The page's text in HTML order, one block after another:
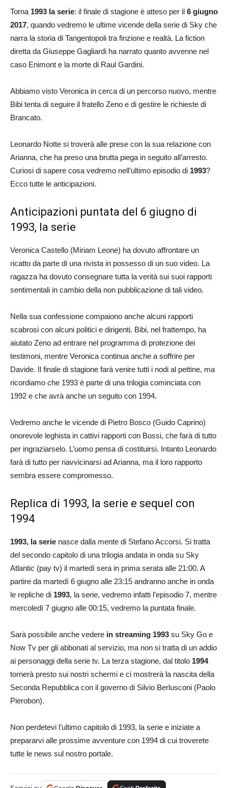
Torna 1993 la serie: il finale di stagione è atteso per il 6 giugno
2017, quando vedremo le ultime vicende della serie di Sky che
narra la storia di Tangentopoli tra finzione e realtà. La fiction
diretta da Giuseppe Gagliardi ha narrato quanto avvenne nel
caso Enimont e la morte di Raul Gardini.
Abbiamo visto Veronica in cerca di un percorso nuovo, mentre
Bibi tenta di seguire il fratello Zeno e di gestire le richieste di
Brancato.
Leonardo Notte si troverà alle prese con la sua relazione con
Arianna, che ha preso una brutta piega in seguito all’arresto.
Curiosi di sapere cosa vedremo nell’ultimo episodio di 1993?
Ecco tutte le anticipazioni.
Anticipazioni puntata del 6 giugno di
1993, la serie
Veronica Castello (Miriam Leone) ha dovuto affrontare un
ricatto da parte di una rivista in possesso di un suo video. La
ragazza ha dovuto consegnare tutta la verità sui suoi rapporti
sentimentali in cambio della non pubblicazione di tali video.
Nella sua confessione compaiono anche alcuni rapporti
scabrosi con alcuni politici e dirigenti. Bibi, nel frattempo, ha
aiutato Zeno ad entrare nel programma di protezione dei
testimoni, mentre Veronica continua anche a soffrire per
Davide. Il finale di stagione farà venire tutti i nodi al pettine, ma
ricordiamo che 1993 è parte di una trilogia cominciata con
1992 e che avrà anche un seguito con 1994.
Vedremo anche le vicende di Pietro Bosco (Guido Caprino)
onorevole leghista in cattivi rapporti con Bossi, che farà di tutto
per ingraziarselo. L’uomo pensa di costituirsi. Intanto Leonardo
farà di tutto per riavvicinarsi ad Arianna, ma il loro rapporto
sembra essere compromesso.
Replica di 1993, la serie e sequel con
1994
1993, la serie nasce dalla mente di Stefano Accorsi. Si tratta
del secondo capitolo di una trilogia andata in onda su Sky
Atlantic (pay tv) il martedì sera in prima serata alle 21:00. A
partire da martedì 6 giugno alle 23:15 andranno anche in onda
le repliche di 1993, la serie, vedremo infatti l’episodio 7, mentre
mercoledì 7 giugno alle 00:15, vedremo la puntata finale.
Sarà possibile anche vedere in streaming 1993 su Sky Go e
Now Tv per gli abbonati al servizio, ma non si tratta di un addio
ai personaggi della serie tv. La terza stagione, dal titolo 1994
tornerà presto sui nostri schermi e ci mostrerà la nascita della
Seconda Repubblica con il governo di Silvio Berlusconi (Paolo
Pierobon).
Non perdetevi l’ultimo capitolo di 1993, la serie e iniziate a
prepararvi alle prossime avventure con 1994 di cui troverete
tutte le news sul nostro portale.